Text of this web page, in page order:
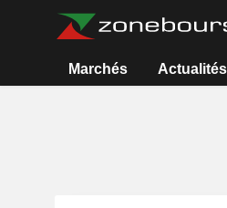
Marchés Actualités